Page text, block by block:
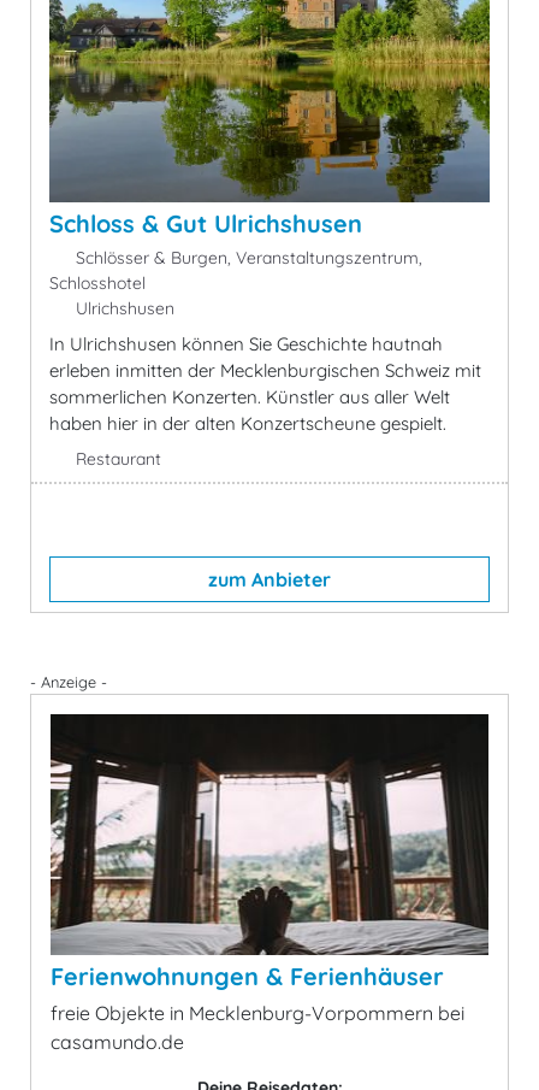
Schloss & Gut Ulrichshusen
Schlösser & Burgen, Veranstaltungszentrum,
Schlosshotel
Ulrichshusen
In Ulrichshusen können Sie Geschichte hautnah
erleben inmitten der Mecklenburgischen Schweiz mit
sommerlichen Konzerten. Künstler aus aller Welt
haben hier in der alten Konzertscheune gespielt.
Restaurant
zum Anbieter
- Anzeige -
Ferienwohnungen & Ferienhäuser
freie Objekte in Mecklenburg-Vorpommern bei
casamundo.de